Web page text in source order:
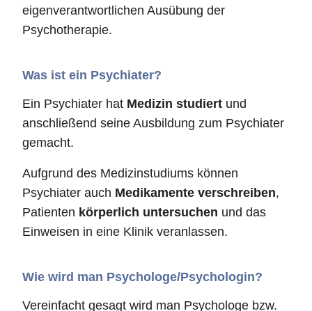
eigenverantwortlichen Ausübung der
Psychotherapie.
Was ist ein Psychiater?
Ein Psychiater hat Medizin studiert und
anschließend seine Ausbildung zum Psychiater
gemacht.
Aufgrund des Medizinstudiums können
Psychiater auch Medikamente verschreiben,
Patienten körperlich untersuchen und das
Einweisen in eine Klinik veranlassen.
Wie wird man Psychologe/Psychologin?
Vereinfacht gesagt wird man Psychologe bzw.